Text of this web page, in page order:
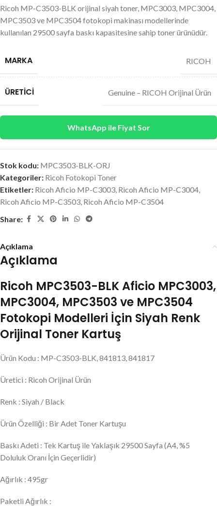
Ricoh MP-C3503-BLK orijinal siyah toner, MPC3003, MPC3004,
MPC3503 ve MPC3504 fotokopi makinası modellerinde
kullanılan 29500 sayfa baskı kapasitesine sahip toner ürünüdür.
MARKA RICOH
ÜRETICI Genuine – RICOH Orijinal Ürün
WhatsApp ile Fiyat Sor
Stok kodu: MPC3503-BLK-ORJ
Kategoriler: Ricoh Fotokopi Toner
Etiketler: Ricoh Aficio MP-C3003, Ricoh Aficio MP-C3004,
Ricoh Aficio MP-C3503, Ricoh Aficio MP-C3504
Share:
Açıklama
Açıklama
Ricoh MPC3503-BLK Aficio MPC3003,
MPC3004, MPC3503 ve MPC3504
Fotokopi Modelleri İçin Siyah Renk
Orijinal Toner Kartuş
Ürün Kodu : MP-C3503-BLK, 841813, 841817
Üretici : Ricoh Orijinal Ürün
Renk : Siyah / Black
Ürün Özelliği : Bir Adet Toner Kartuşu
Baskı Adeti : Tek Kartuş ile Yaklaşık 29500 Sayfa (A4, %5
Doluluk Oranı İçin Geçerlidir)
Ağırlık : 495gr
Paketli Ağırlık :